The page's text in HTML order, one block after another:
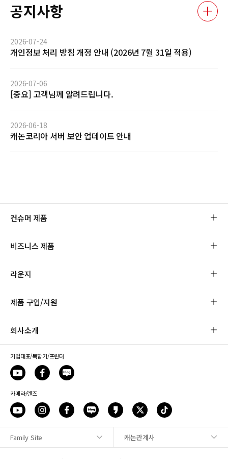
공지사항
2026-07-24
개인정보 처리 방침 개정 안내 (2026년 7월 31일 적용)
2026-07-06
[중요] 고객님께 알려드립니다.
2026-06-18
캐논코리아 서버 보안 업데이트 안내
사이트맵
컨슈머 제품
비즈니스 제품
라운지
제품 구입/지원
회사소개
기업대표/복합기/프린터
카메라/렌즈
Family Site 캐논관계사